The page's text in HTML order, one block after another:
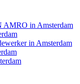
AMRO in Amsterdam
in Amsterdam